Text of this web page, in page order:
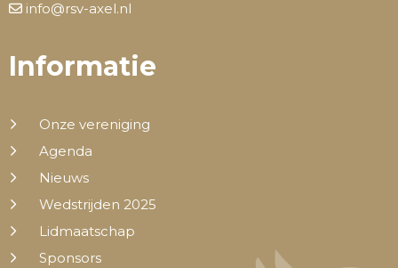
info@rsv-axel.nl
Informatie
Onze vereniging
Agenda
Nieuws
Wedstrijden 2025
Lidmaatschap
Sponsors